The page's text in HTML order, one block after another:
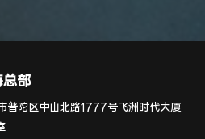
总部
普陀区中山北路1777号飞洲时代大厦